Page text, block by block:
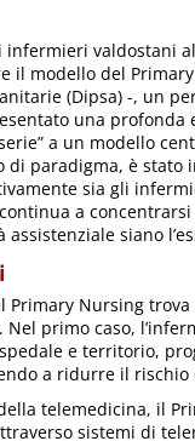
infermieri valdostani
il modello del
(Dipsa) -, un
una
a un modello
di paradigma, è
sia gli
a
siano
Primary Nursing
Nel primo caso,
e territorio,
a ridurre il
telemedicina, il
sistemi di